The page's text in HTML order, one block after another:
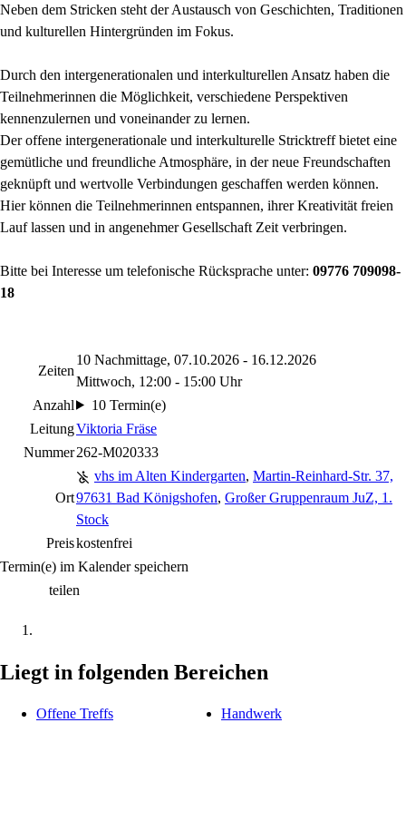
Neben dem Stricken steht der Austausch von Geschichten, Traditionen
und kulturellen Hintergründen im Fokus.
Durch den intergenerationalen und interkulturellen Ansatz haben die
Teilnehmerinnen die Möglichkeit, verschiedene Perspektiven
kennenzulernen und voneinander zu lernen.
Der offene intergenerationale und interkulturelle Stricktreff bietet eine
gemütliche und freundliche Atmosphäre, in der neue Freundschaften
geknüpft und wertvolle Verbindungen geschaffen werden können.
Hier können die Teilnehmerinnen entspannen, ihrer Kreativität freien
Lauf lassen und in angenehmer Gesellschaft Zeit verbringen.
Bitte bei Interesse um telefonische Rücksprache unter: 09776 709098-
18
Zeiten
10 Nachmittage, 07.10.2026 - 16.12.2026
Mittwoch, 12:00 - 15:00 Uhr
Anzahl
10 Termin(e)
LeitungViktoria Fräse
Nummer262-M020333
Ort
vhs im Alten Kindergarten, Martin-Reinhard-Str. 37,
97631 Bad Königshofen, Großer Gruppenraum JuZ, 1.
Stock
Preiskostenfrei
Termin(e) im Kalender speichern
teilen
Liegt in folgenden Bereichen
Offene Treffs Handwerk